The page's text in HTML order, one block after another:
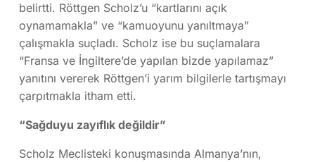
belirtti. Röttgen Scholz’u “kartlarını açık
oynamamakla” ve “kamuoyunu yanıltmaya”
çalışmakla suçladı. Scholz ise bu suçlamalara
“Fransa ve İngiltere’de yapılan bizde yapılamaz”
yanıtını vererek Röttgen’i yarım bilgilerle tartışmayı
çarpıtmakla itham etti.
“Sağduyu zayıflık değildir”
Scholz Meclisteki konuşmasında Almanya’nın,